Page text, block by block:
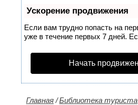
Ускорение продвижения
Если вам трудно попасть на
уже в течение первых 7 дней.
Начать
Главная /Библиотека туриста